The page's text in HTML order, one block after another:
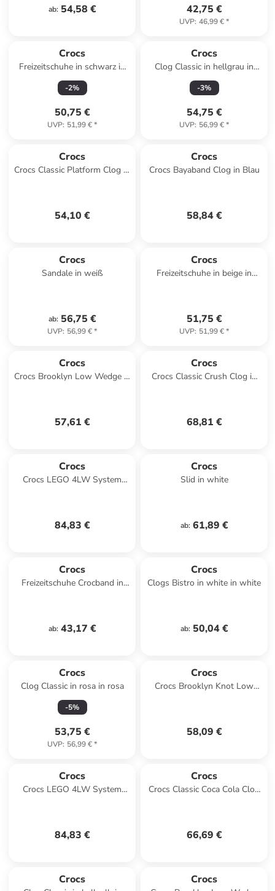
ab: 54,58 € 42,75 €
UVP: 46,99 €*
Crocs
Freizeitschuhe in schwarz in
schwarz
-2%
50,75 €
UVP: 51,99 €*
Crocs
Clog Classic in hellgrau in
hellgrau
-3%
54,75 €
UVP: 56,99 €*
Crocs
Crocs Classic Platform Clog in
54,10 €
Crocs
Crocs Bayaband Clog in Blau
58,84 €
Crocs
Sandale in weiß
ab: 56,75 €
UVP: 56,99 €*
Crocs
Freizeitschuhe in beige in
51,75 €
UVP: 51,99 €*
Crocs
Crocs Brooklyn Low Wedge in
57,61 €
Crocs
Crocs Classic Crush Clog in
68,81 €
Crocs
Crocs LEGO 4LW System
84,83 €
Crocs
Slid in white
ab: 61,89 €
Crocs
Freizeitschuhe Crocband in
ab: 43,17 €
Crocs
Clogs Bistro in white in white
ab: 50,04 €
Crocs
Clog Classic in rosa in rosa
-5%
53,75 €
UVP: 56,99 €*
Crocs
Crocs Brooklyn Knot Low
58,09 €
Crocs
Crocs LEGO 4LW System
84,83 €
Crocs
Crocs Classic Coca Cola Clog
66,69 €
Crocs Crocs